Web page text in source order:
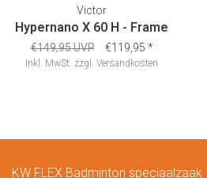
Victor
Hypernano X 60 H - Frame
€149,95 UVP €119,95 *
Inkl. MwSt. zzgl. Versandkosten
KW FLEX Badminton speciaalzaak